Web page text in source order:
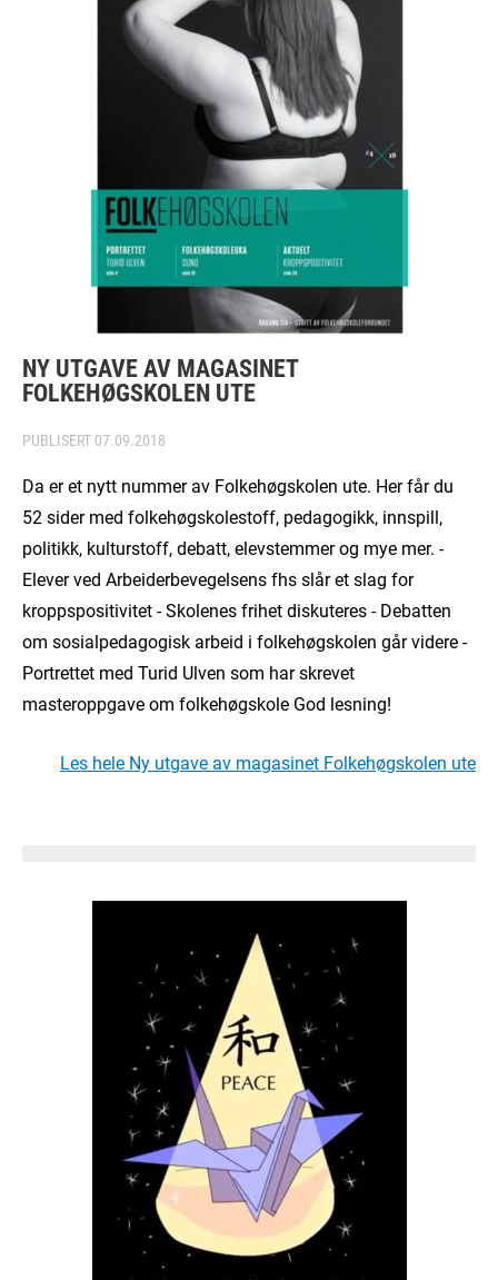
NY UTGAVE AV MAGASINET
FOLKEHØGSKOLEN UTE
PUBLISERT 07.09.2018
Da er et nytt nummer av Folkehøgskolen ute. Her får du
52 sider med folkehøgskolestoff, pedagogikk, innspill,
politikk, kulturstoff, debatt, elevstemmer og mye mer. -
Elever ved Arbeiderbevegelsens fhs slår et slag for
kroppspositivitet - Skolenes frihet diskuteres - Debatten
om sosialpedagogisk arbeid i folkehøgskolen går videre -
Portrettet med Turid Ulven som har skrevet
masteroppgave om folkehøgskole God lesning!
Les hele Ny utgave av magasinet Folkehøgskolen ute